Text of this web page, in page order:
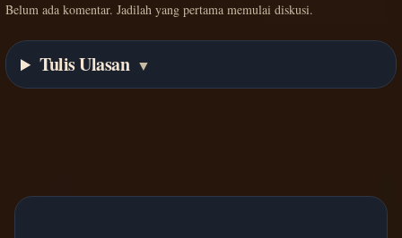
Belum ada komentar. Jadilah yang pertama memulai diskusi.
Tulis Ulasan ▼